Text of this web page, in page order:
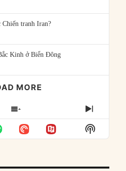
Chiến tranh Iran?
Kinh ở Biển Đông
MORE
SHOW
EPISODES
LIST
NEXT
Show
Podcast